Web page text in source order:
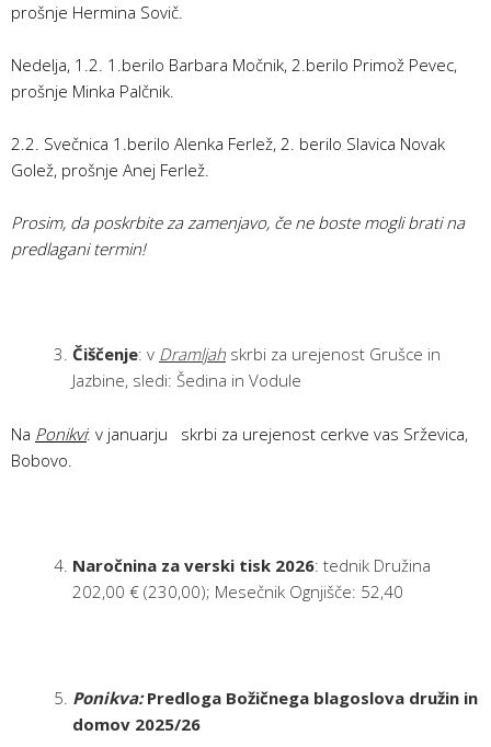
prošnje Hermina Sovič.
Nedelja, 1.2. 1.berilo Barbara Močnik, 2.berilo Primož Pevec,
prošnje Minka Palčnik.
2.2. Svečnica 1.berilo Alenka Ferlež, 2. berilo Slavica Novak
Golež, prošnje Anej Ferlež.
Prosim, da poskrbite za zamenjavo, če ne boste mogli brati na
predlagani termin!
Čiščenje: v Dramljah skrbi za urejenost Grušce in
Jazbine, sledi: Šedina in Vodule
Na Ponikvi: v januarju skrbi za urejenost cerkve vas Srževica,
Bobovo.
Naročnina za verski tisk 2026: tednik Družina
202,00 € (230,00); Mesečnik Ognjišče: 52,40
Ponikva:Predloga Božičnega blagoslova družin in
domov 2025/26